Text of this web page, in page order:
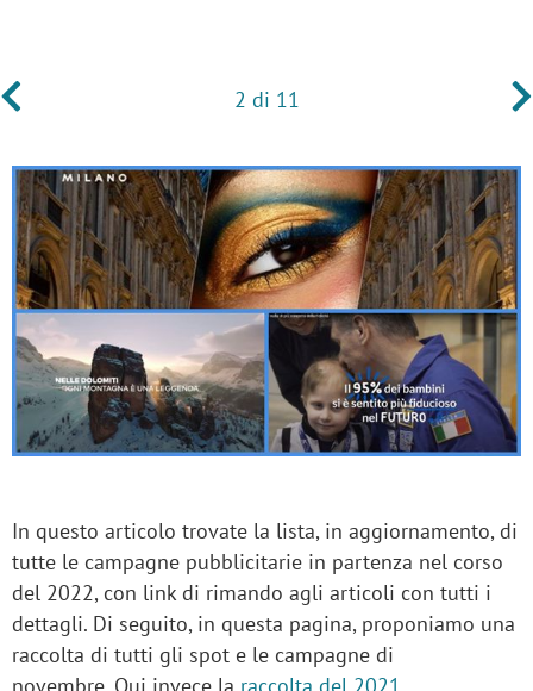
2 di 11
In questo articolo trovate la lista, in aggiornamento, di
tutte le campagne pubblicitarie in partenza nel corso
del 2022, con link di rimando agli articoli con tutti i
dettagli. Di seguito, in questa pagina, proponiamo una
raccolta di tutti gli spot e le campagne di